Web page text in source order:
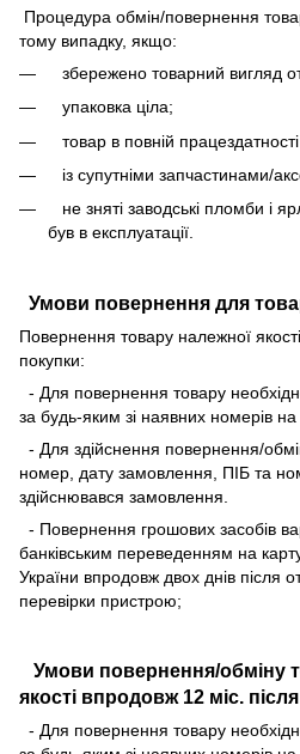
Процедура обмін/повернення
тому випадку, якщо:
збережено товарний вигляд
упаковка ціла;
товар в повній
із супутніми запчастинами/
не зняті заводські пломби і
був в експлуатації.
Умови повернення для
Повернення товару належної
покупки:
- Для повернення товару
за будь-яким зі наявних номерів на
- Для здійснення повернення/
номер, дату замовлення, ПІБ та
здійснювався замовлення.
- Повернення грошових засобів
банківським переведенням на
України впродовж двох днів після
перевірки пристрою;
Умови повернення/обміну
якості впродовж 12 міс. після
- Для повернення товару